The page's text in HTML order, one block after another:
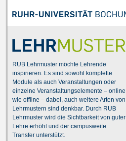
RUB Lehrmuster möchte Lehrende
inspirieren. Es sind sowohl komplette
Module als auch Veranstaltungen oder
einzelne Veranstaltungselemente – online
wie offline – dabei, auch weitere Arten von
Lehrmustern sind denkbar. Durch RUB
Lehrmuster wird die Sichtbarkeit von guter
Lehre erhöht und der campusweite
Transfer unterstützt.